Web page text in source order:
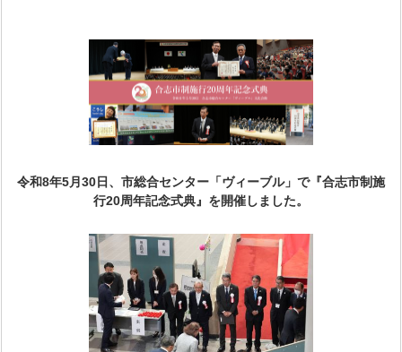
令和8年5月30日、市総合センター「ヴィーブル」で『合志市制施
行20周年記念式典』を開催しました。